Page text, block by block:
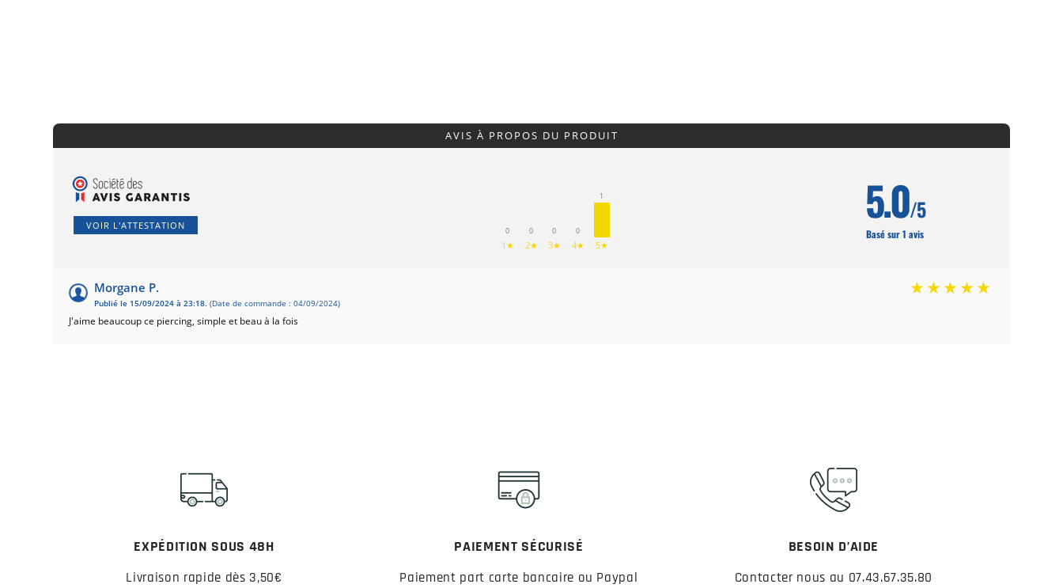
AVIS À PROPOS DU PRODUIT
VOIR L'ATTESTATION 0
1★
0
2★
0
3★
0
4★
1
5★
5.0/5
Basé sur 1 avis
Morgane P.
Publié le 15/09/2024 à 23:18. (Date de commande : 04/09/2024)
J'aime beaucoup ce piercing, simple et beau à la fois
EXPÉDITION SOUS 48H
Livraison rapide dès 3,50€
PAIEMENT SÉCURISÉ
Paiement part carte bancaire ou Paypal
BESOIN D’AIDE
Contacter nous au 07.43.67.35.80